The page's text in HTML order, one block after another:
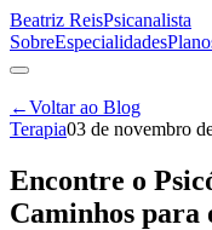
Beatriz ReisPsicanalista
SobreEspecialidades
←Voltar ao Blog
Terapia03 de novembro
Encontre o
Caminhos para